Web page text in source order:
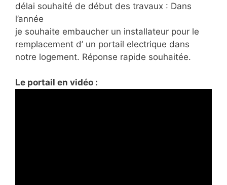
délai souhaité de début des travaux : Dans
l’année
je souhaite embaucher un installateur pour le
remplacement d’ un portail electrique dans
notre logement. Réponse rapide souhaitée.
Le portail en vidéo :